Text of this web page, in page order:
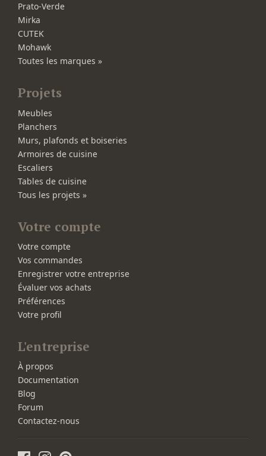
Prato-Verde
Mirka
CUTEK
Mohawk
Toutes les marques »
Projets
Meubles
Planchers
Murs, plafonds et boiseries
Armoires de cuisine
Escaliers
Tables de cuisine
Tous les projets »
Votre compte
Votre compte
Vos commandes
Enregistrer votre entreprise
Évaluer vos achats
Préférences
Votre profil
L'entreprise
À propos
Documentation
Blog
Forum
Contactez-nous